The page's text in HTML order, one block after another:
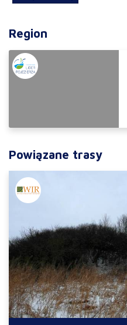
Region
Powiązane trasy